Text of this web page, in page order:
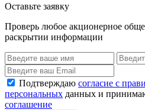
Оставьте заявку
Проверь любое акционерное
раскрытии информации
Подтверждаю согласие с
персональных данных и
соглашение